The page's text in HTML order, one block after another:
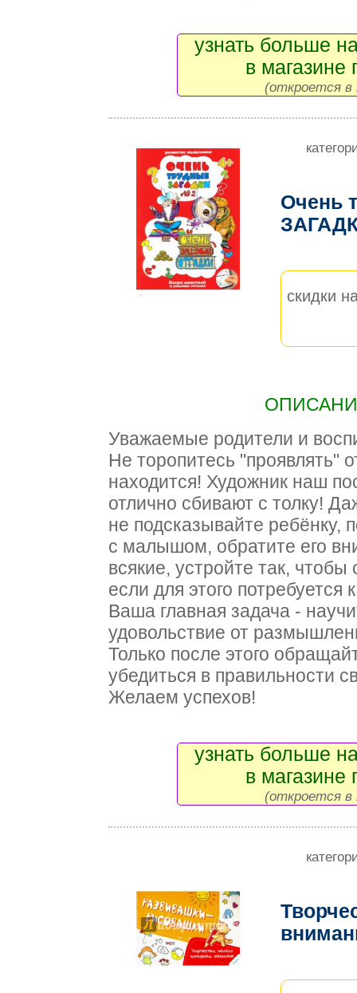
узнать больше
в магазине
(откроется в
Очень
скидки
Уважаемые родители и
Не торопитесь "проявлять"
находится! Художник наш
отлично сбивают с толку!
не подсказывайте ребёнку,
с малышом, обратите его
всякие, устройте так,
если для этого потребуется
Ваша главная задача -
удовольствие от
Только после этого
убедиться в правильности
Желаем успехов!
узнать больше
в магазине
(откроется в